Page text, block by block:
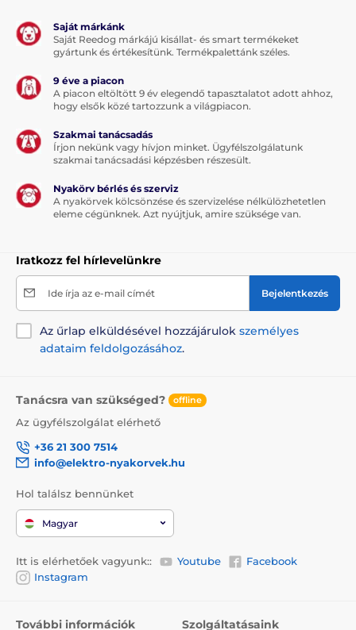
Saját márkánk
Saját Reedog márkájú kisállat- és smart termékeket
gyártunk és értékesítünk. Termékpalettánk széles.
9 éve a piacon
A piacon eltöltött 9 év elegendő tapasztalatot adott ahhoz,
hogy elsők közé tartozzunk a világpiacon.
Szakmai tanácsadás
Írjon nekünk vagy hívjon minket. Ügyfélszolgálatunk
szakmai tanácsadási képzésben részesült.
Nyakörv bérlés és szerviz
A nyakörvek kölcsönzése és szervizelése nélkülözhetetlen
eleme cégünknek. Azt nyújtjuk, amire szüksége van.
Iratkozz fel hírlevelünkre
Ide írja az e-mail címét Bejelentkezés
Az űrlap elküldésével hozzájárulok személyes
adataim feldolgozásához.
Tanácsra van szükséged? offline
Az ügyfélszolgálat elérhető
+36 21 300 7514
info@elektro-nyakorvek.hu
Hol találsz bennünket
Magyar
Itt is elérhetőek vagyunk:: Youtube
Facebook
Instagram
További információk Szolgáltatásaink